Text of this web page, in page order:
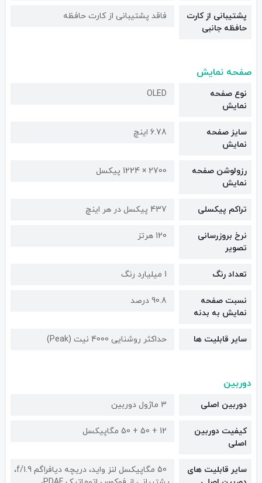
پشتیبانی از کارت
حافظه جانبی
فاقد پشتیبانی از کارت حافظه
صفحه نمایش
نوع صفحه
نمایش
OLED
سایز صفحه
نمایش
6.78 اینچ
رزولوشن صفحه
نمایش
2700 × 1224 پیکسل
تراکم پیکسلی 437 پیکسل در هر اینچ
نرخ بروزرسانی
تصویر
120 هرتز
تعداد رنگ 1 میلیارد رنگ
نسبت صفحه
نمایش به بدنه
90.8 درصد
سایر قابلیت ها حداکثر روشنایی 4000 نیت (Peak)
دوربین
دوربین اصلی 3 ماژول دوربین
کیفیت دوربین‌
اصلی
12 + 50 + 50 مگاپیکسل
سایر قابلیت های
50 مگاپیکسل لنز واید، دریچه دیافراگم f/1.9،